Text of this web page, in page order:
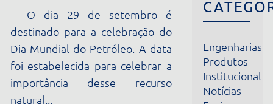
destinado para a celebração do
foi estabelecida para celebrar a
importância desse recurso
natural...
Engenharias
Institucional
Notícias
Ensino
experimental